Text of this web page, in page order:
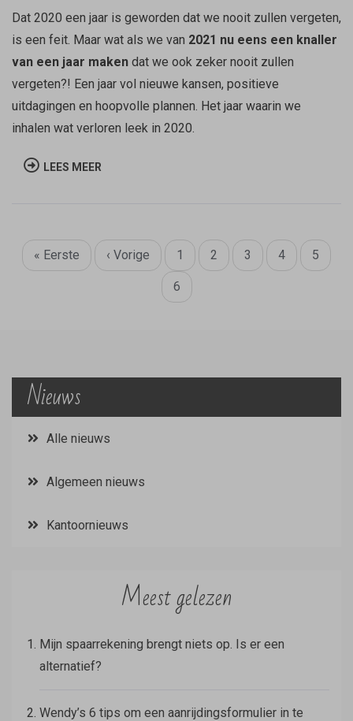
Dat 2020 een jaar is geworden dat we nooit zullen vergeten,
is een feit. Maar wat als we van 2021 nu eens een knaller
van een jaar maken dat we ook zeker nooit zullen
vergeten?! Een jaar vol nieuwe kansen, positieve
uitdagingen en hoopvolle plannen. Het jaar waarin we
inhalen wat verloren leek in 2020.
LEES MEER
Eerste
« Eerste
Vorige
‹ Vorige Page
1 Page
2 Page
3 Page
4 Page
5
Huidige
6
Nieuws
Alle nieuws
Algemeen nieuws
Kantoornieuws
Meest gelezen
Mijn spaarrekening brengt niets op. Is er een
alternatief?
Wendy’s 6 tips om een aanrijdingsformulier in te